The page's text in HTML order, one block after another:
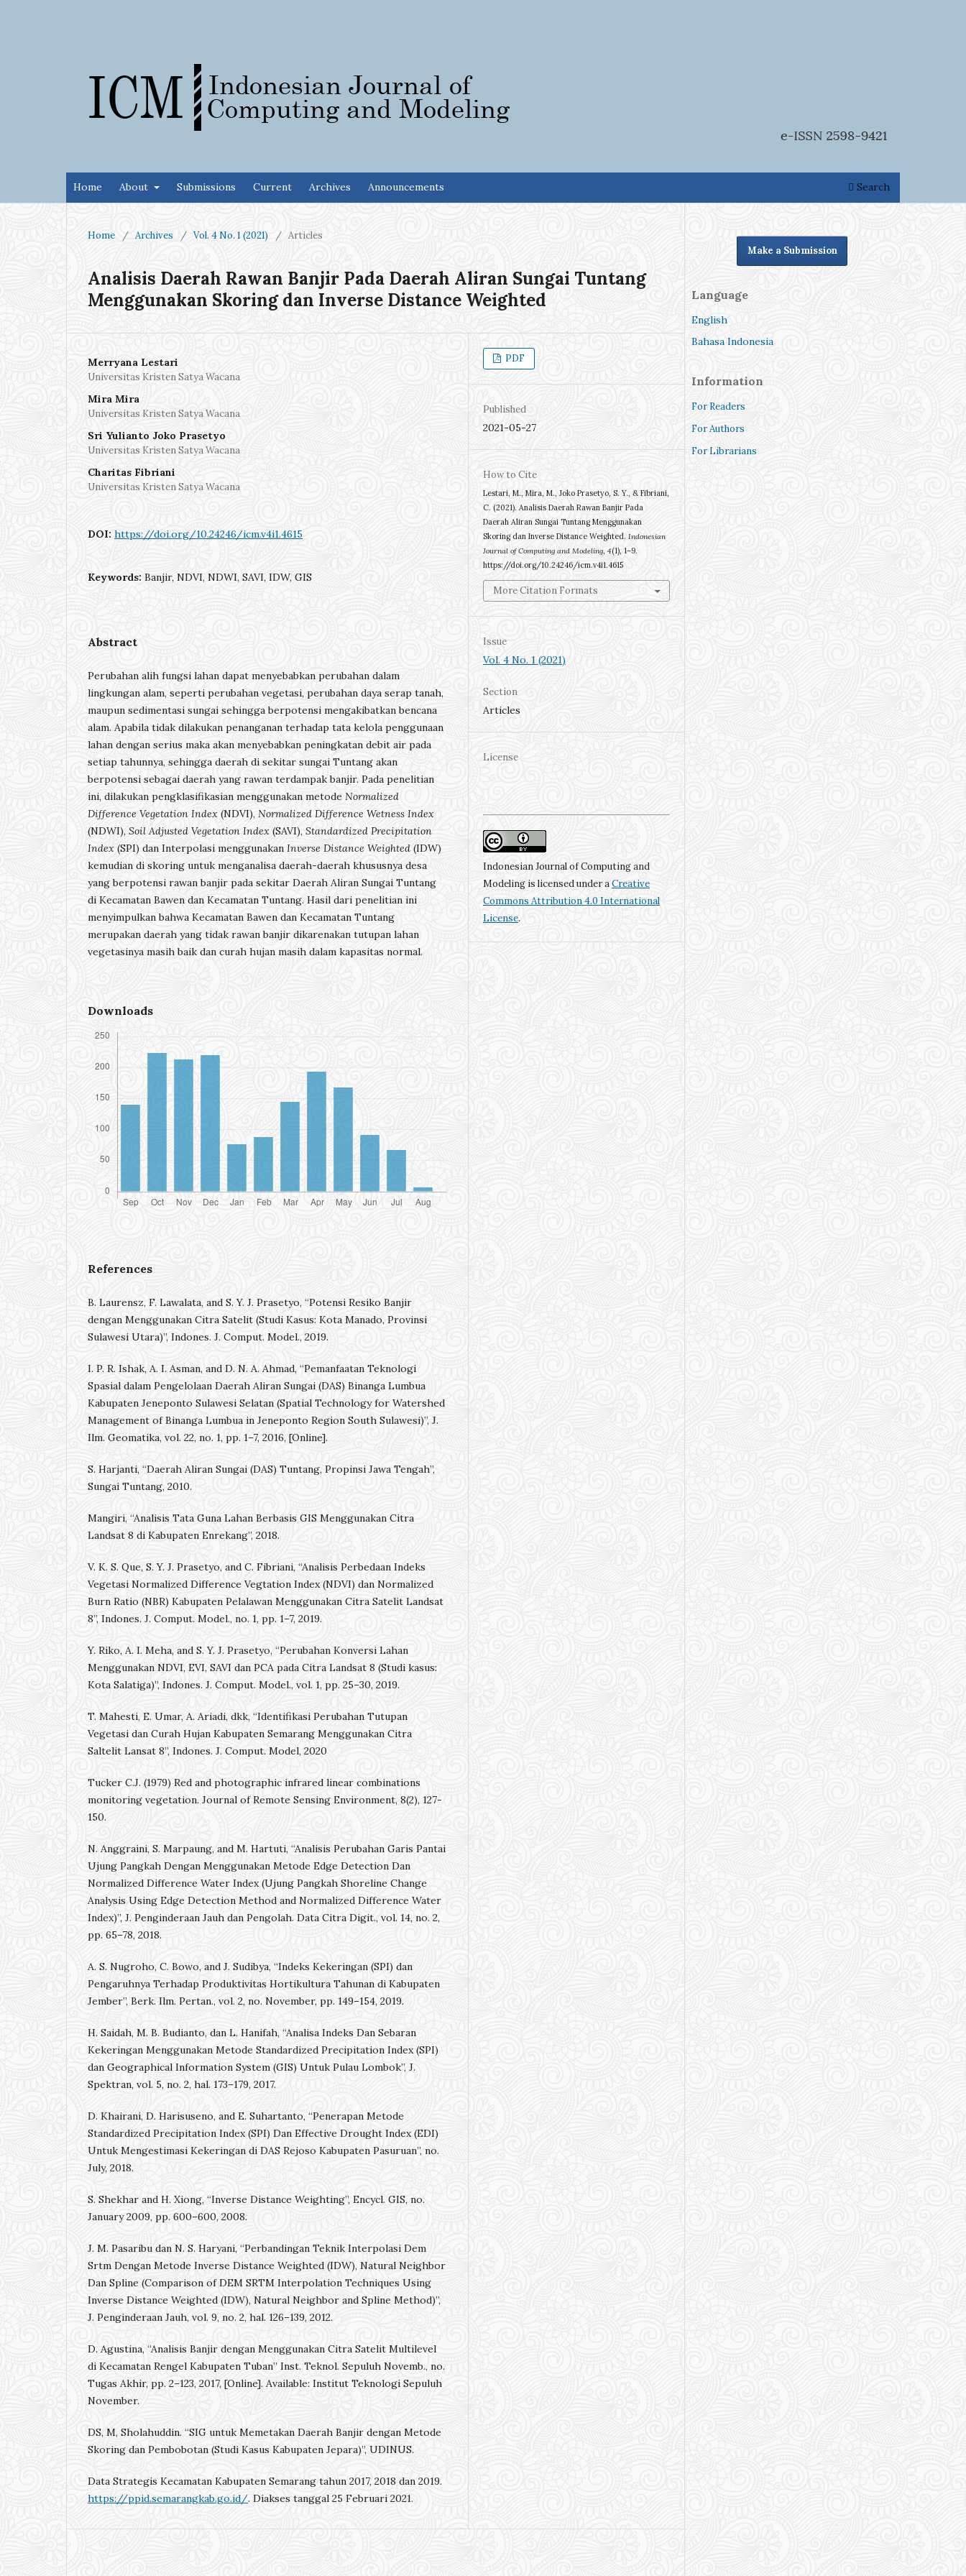
Home About Submissions Current Archives Announcements Search
Home / Archives / Vol. 4 No. 1 (2021) / Articles
Analisis Daerah Rawan Banjir Pada Daerah Aliran Sungai Tuntang
Menggunakan Skoring dan Inverse Distance Weighted
Merryana Lestari
Universitas Kristen Satya Wacana
Mira Mira
Universitas Kristen Satya Wacana
Sri Yulianto Joko Prasetyo
Universitas Kristen Satya Wacana
Charitas Fibriani
Universitas Kristen Satya Wacana
DOI: https://doi.org/10.24246/icm.v4i1.4615
Keywords: Banjir, NDVI, NDWI, SAVI, IDW, GIS
Abstract
Perubahan alih fungsi lahan dapat menyebabkan perubahan dalam
lingkungan alam, seperti perubahan vegetasi, perubahan daya serap tanah,
maupun sedimentasi sungai sehingga berpotensi mengakibatkan bencana
alam. Apabila tidak dilakukan penanganan terhadap tata kelola penggunaan
lahan dengan serius maka akan menyebabkan peningkatan debit air pada
setiap tahunnya, sehingga daerah di sekitar sungai Tuntang akan
berpotensi sebagai daerah yang rawan terdampak banjir. Pada penelitian
ini, dilakukan pengklasifikasian menggunakan metode Normalized
Difference Vegetation Index (NDVI), Normalized Difference Wetness Index
(NDWI), Soil Adjusted Vegetation Index (SAVI), Standardized Precipitation
Index (SPI) dan Interpolasi menggunakan Inverse Distance Weighted (IDW)
kemudian di skoring untuk menganalisa daerah-daerah khususnya desa
yang berpotensi rawan banjir pada sekitar Daerah Aliran Sungai Tuntang
di Kecamatan Bawen dan Kecamatan Tuntang. Hasil dari penelitian ini
menyimpulkan bahwa Kecamatan Bawen dan Kecamatan Tuntang
merupakan daerah yang tidak rawan banjir dikarenakan tutupan lahan
vegetasinya masih baik dan curah hujan masih dalam kapasitas normal.
Downloads
References
B. Laurensz, F. Lawalata, and S. Y. J. Prasetyo, “Potensi Resiko Banjir
dengan Menggunakan Citra Satelit (Studi Kasus: Kota Manado, Provinsi
Sulawesi Utara)”, Indones. J. Comput. Model., 2019.
I. P. R. Ishak, A. I. Asman, and D. N. A. Ahmad, “Pemanfaatan Teknologi
Spasial dalam Pengelolaan Daerah Aliran Sungai (DAS) Binanga Lumbua
Kabupaten Jeneponto Sulawesi Selatan (Spatial Technology for Watershed
Management of Binanga Lumbua in Jeneponto Region South Sulawesi)”, J.
Ilm. Geomatika, vol. 22, no. 1, pp. 1–7, 2016, [Online].
S. Harjanti, “Daerah Aliran Sungai (DAS) Tuntang, Propinsi Jawa Tengah”,
Sungai Tuntang, 2010.
Mangiri, “Analisis Tata Guna Lahan Berbasis GIS Menggunakan Citra
Landsat 8 di Kabupaten Enrekang”, 2018.
V. K. S. Que, S. Y. J. Prasetyo, and C. Fibriani, “Analisis Perbedaan Indeks
Vegetasi Normalized Difference Vegtation Index (NDVI) dan Normalized
Burn Ratio (NBR) Kabupaten Pelalawan Menggunakan Citra Satelit Landsat
8”, Indones. J. Comput. Model., no. 1, pp. 1–7, 2019.
Y. Riko, A. I. Meha, and S. Y. J. Prasetyo, “Perubahan Konversi Lahan
Menggunakan NDVI, EVI, SAVI dan PCA pada Citra Landsat 8 (Studi kasus:
Kota Salatiga)”, Indones. J. Comput. Model., vol. 1, pp. 25–30, 2019.
T. Mahesti, E. Umar, A. Ariadi, dkk, “Identifikasi Perubahan Tutupan
Vegetasi dan Curah Hujan Kabupaten Semarang Menggunakan Citra
Saltelit Lansat 8”, Indones. J. Comput. Model, 2020
Tucker C.J. (1979) Red and photographic infrared linear combinations
monitoring vegetation. Journal of Remote Sensing Environment, 8(2), 127-
150.
N. Anggraini, S. Marpaung, and M. Hartuti, “Analisis Perubahan Garis Pantai
Ujung Pangkah Dengan Menggunakan Metode Edge Detection Dan
Normalized Difference Water Index (Ujung Pangkah Shoreline Change
Analysis Using Edge Detection Method and Normalized Difference Water
Index)”, J. Penginderaan Jauh dan Pengolah. Data Citra Digit., vol. 14, no. 2,
pp. 65–78, 2018.
A. S. Nugroho, C. Bowo, and J. Sudibya, “Indeks Kekeringan (SPI) dan
Pengaruhnya Terhadap Produktivitas Hortikultura Tahunan di Kabupaten
Jember”, Berk. Ilm. Pertan., vol. 2, no. November, pp. 149–154, 2019.
H. Saidah, M. B. Budianto, dan L. Hanifah, “Analisa Indeks Dan Sebaran
Kekeringan Menggunakan Metode Standardized Precipitation Index (SPI)
dan Geographical Information System (GIS) Untuk Pulau Lombok”, J.
Spektran, vol. 5, no. 2, hal. 173–179, 2017.
D. Khairani, D. Harisuseno, and E. Suhartanto, “Penerapan Metode
Standardized Precipitation Index (SPI) Dan Effective Drought Index (EDI)
Untuk Mengestimasi Kekeringan di DAS Rejoso Kabupaten Pasuruan”, no.
July, 2018.
S. Shekhar and H. Xiong, “Inverse Distance Weighting”, Encycl. GIS, no.
January 2009, pp. 600–600, 2008.
J. M. Pasaribu dan N. S. Haryani, “Perbandingan Teknik Interpolasi Dem
Srtm Dengan Metode Inverse Distance Weighted (IDW), Natural Neighbor
Dan Spline (Comparison of DEM SRTM Interpolation Techniques Using
Inverse Distance Weighted (IDW), Natural Neighbor and Spline Method)”,
J. Penginderaan Jauh, vol. 9, no. 2, hal. 126–139, 2012.
D. Agustina, “Analisis Banjir dengan Menggunakan Citra Satelit Multilevel
di Kecamatan Rengel Kabupaten Tuban” Inst. Teknol. Sepuluh Novemb., no.
Tugas Akhir, pp. 2–123, 2017, [Online]. Available: Institut Teknologi Sepuluh
November.
DS, M, Sholahuddin. “SIG untuk Memetakan Daerah Banjir dengan Metode
Skoring dan Pembobotan (Studi Kasus Kabupaten Jepara)”, UDINUS.
Data Strategis Kecamatan Kabupaten Semarang tahun 2017, 2018 dan 2019.
https://ppid.semarangkab.go.id/. Diakses tanggal 25 Februari 2021.
PDF
Published
2021-05-27
How to Cite
Lestari, M., Mira, M., Joko Prasetyo, S. Y., & Fibriani,
C. (2021). Analisis Daerah Rawan Banjir Pada
Daerah Aliran Sungai Tuntang Menggunakan
Skoring dan Inverse Distance Weighted.Indonesian
Journal of Computing and Modeling,4(1), 1–9.
https://doi.org/10.24246/icm.v4i1.4615
More Citation Formats
Issue
Vol. 4 No. 1 (2021)
Section
Articles
License
Indonesian Journal of Computing and
Modeling is licensed under aCreative
Commons Attribution 4.0 International
License.
Make a Submission
Language
English
Bahasa Indonesia
Information
For Readers
For Authors
For Librarians